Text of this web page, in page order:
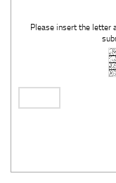
Please insert the letter